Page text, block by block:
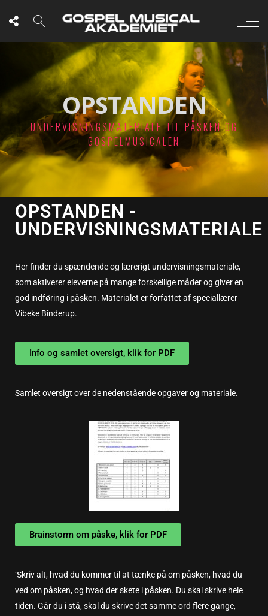
OPSTANDEN
UNDERVISNINGSMATERIALE TIL PÅSKEN OG
GOSPELMUSICALEN
OPSTANDEN -
UNDERVISNINGSMATERIALE
Her finder du spændende og lærerigt undervisningsmateriale,
som aktiverer eleverne på mange forskellige måder og giver en
god indføring i påsken. Materialet er forfattet af speciallærer
Vibeke Binderup.
Info og samlet oversigt, klik for PDF
Samlet oversigt over de nedenstående opgaver og materiale.
Brainstorm om påske, klik for PDF
‘Skriv alt, hvad du kommer til at tænke på om påsken, hvad du
ved om påsken, og hvad der skete i påsken. Du skal skrive hele
tiden. Går du i stå, skal du skrive det samme ord flere gange,